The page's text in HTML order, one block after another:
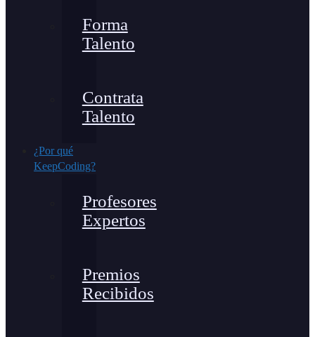
Forma
Talento
Contrata
Talento
¿Por qué
KeepCoding?
Profesores
Expertos
Premios
Recibidos